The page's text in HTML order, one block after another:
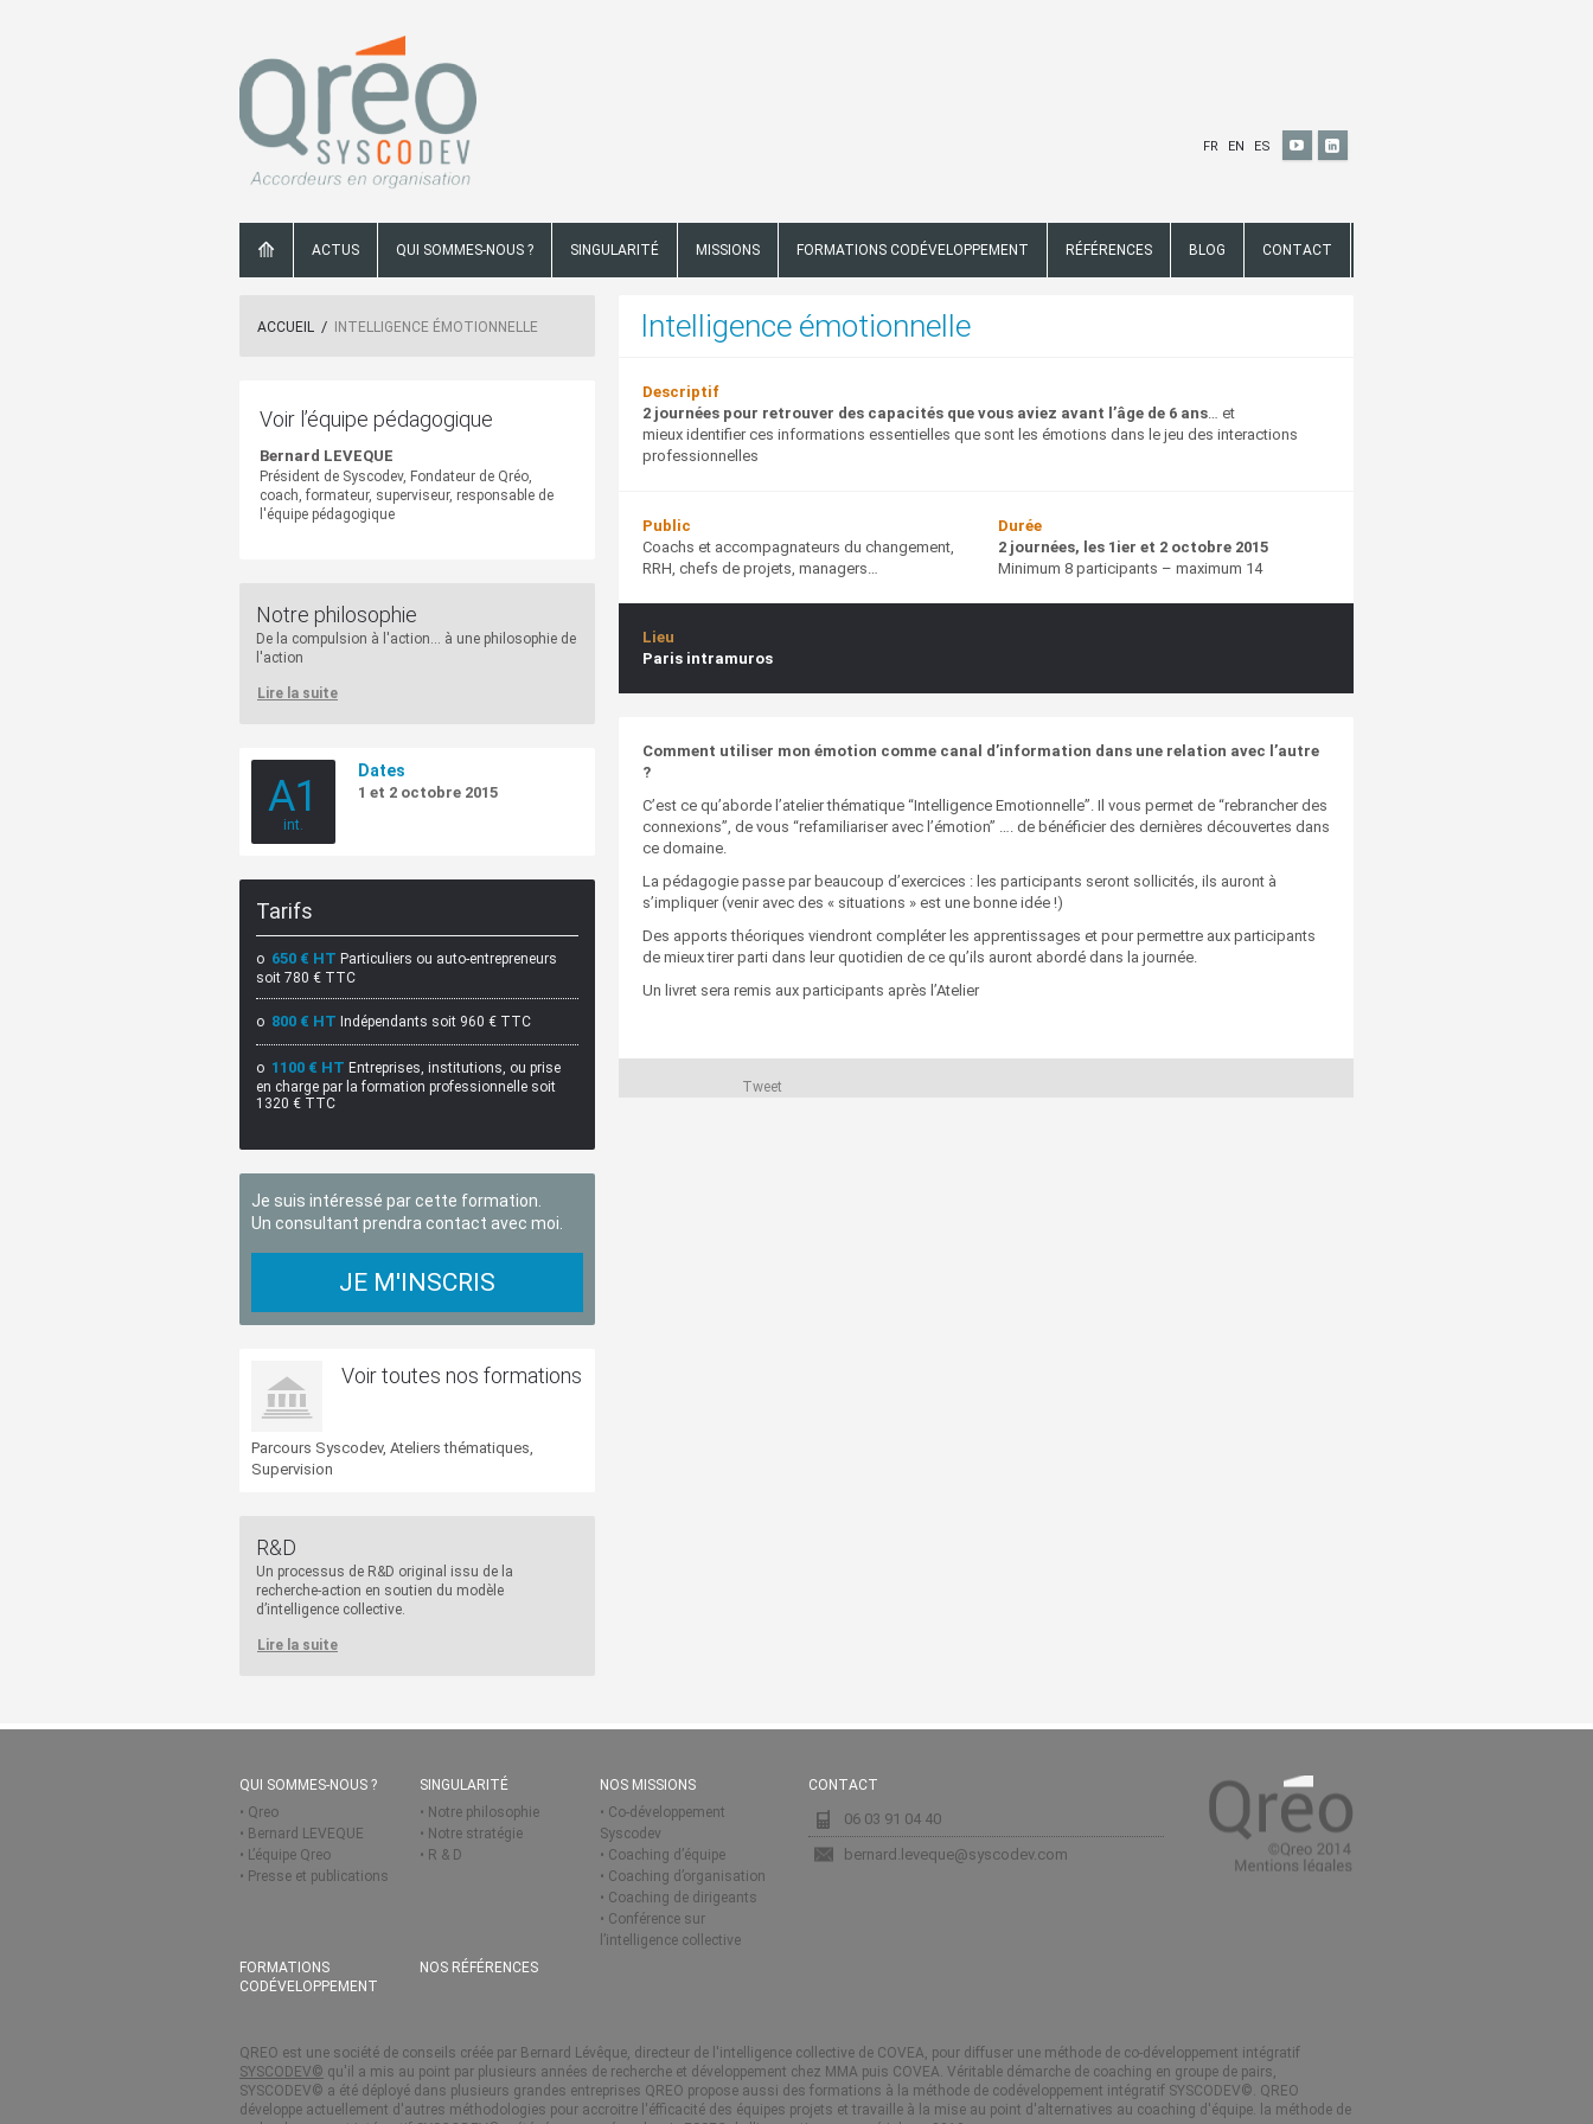
FR EN ES
⟰ ACTUS QUI SOMMES-NOUS ? SINGULARITÉ MISSIONS FORMATIONS CODÉVELOPPEMENT RÉFÉRENCES BLOG CONTACT
ACCUEIL / INTELLIGENCE ÉMOTIONNELLE
Voir l’équipe pédagogique
Bernard LEVEQUE
Président de Syscodev, Fondateur de Qréo,
coach, formateur, superviseur, responsable de
l'équipe pédagogique
Notre philosophie
De la compulsion à l'action... à une philosophie de
l'action
Lire la suite
A1
int.
Dates
1 et 2 octobre 2015
Tarifs
o 650 € HT Particuliers ou auto-entrepreneurs
soit 780 € TTC
o 800 € HT Indépendants soit 960 € TTC
o 1100 € HT Entreprises, institutions, ou prise
en charge par la formation professionnelle soit
1320 € TTC
Je suis intéressé par cette formation.
Un consultant prendra contact avec moi.
JE M'INSCRIS
Voir toutes nos formations
Parcours Syscodev, Ateliers thématiques,
Supervision
R&D
Un processus de R&D original issu de la
recherche-action en soutien du modèle
d’intelligence collective.
Lire la suite
Intelligence émotionnelle
Descriptif
2 journées pour retrouver des capacités que vous aviez avant l’âge de 6 ans… et
mieux identifier ces informations essentielles que sont les émotions dans le jeu des interactions
professionnelles
Public
Coachs et accompagnateurs du changement,
RRH, chefs de projets, managers…
Durée
2 journées, les 1ier et 2 octobre 2015
Minimum 8 participants – maximum 14
Lieu
Paris intramuros
Comment utiliser mon émotion comme canal d’information dans une relation avec l’autre
?
C’est ce qu’aborde l’atelier thématique “Intelligence Emotionnelle”. Il vous permet de “rebrancher des
connexions”, de vous “refamiliariser avec l’émotion” …. de bénéficier des dernières découvertes dans
ce domaine.
La pédagogie passe par beaucoup d’exercices : les participants seront sollicités, ils auront à
s’impliquer (venir avec des « situations » est une bonne idée !)
Des apports théoriques viendront compléter les apprentissages et pour permettre aux participants
de mieux tirer parti dans leur quotidien de ce qu’ils auront abordé dans la journée.
Un livret sera remis aux participants après l’Atelier
Tweet
QUI SOMMES-NOUS ?
Qreo
Bernard LEVEQUE
L’équipe Qreo
Presse et publications
SINGULARITÉ
Notre philosophie
Notre stratégie
R & D
NOS MISSIONS
Co-développement
Syscodev
Coaching d’équipe
Coaching d’organisation
Coaching de dirigeants
Conférence sur
l’intelligence collective
FORMATIONS
CODÉVELOPPEMENT
NOS RÉFÉRENCES
CONTACT
06 03 91 04 40
bernard.leveque@syscodev.com
QREO est une société de conseils créée par Bernard Lévêque, directeur de l'intelligence collective de COVEA, pour diffuser une méthode de co-développement intégratif
SYSCODEV© qu'il a mis au point par plusieurs années de recherche et développement chez MMA puis COVEA. Véritable démarche de coaching en groupe de pairs,
SYSCODEV© a été déployé dans plusieurs grandes entreprises QREO propose aussi des formations à la méthode de codéveloppement intégratif SYSCODEV©. QREO
développe actuellement d'autres méthodologies pour accroitre l'éfficacité des équipes projets et travaille à la mise au point d'alternatives au coaching d'équipe. la méthode de